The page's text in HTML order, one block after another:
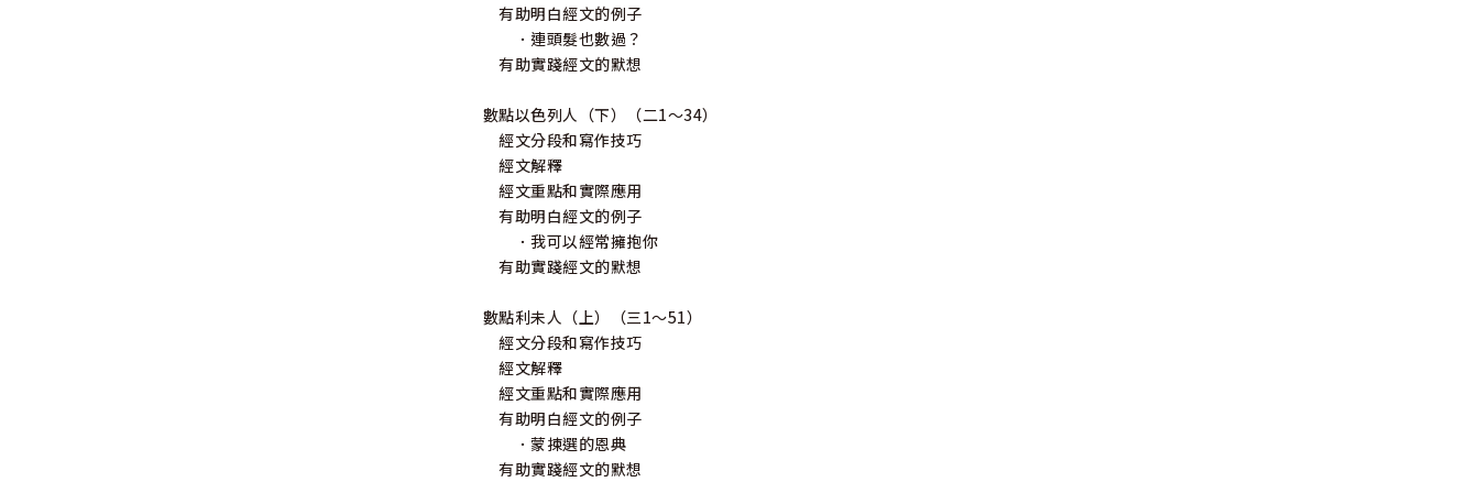
有助明白經文的例子
．連頭髮也數過？
有助實踐經文的默想
數點以色列人（下）（二1～34）
經文分段和寫作技巧
經文解釋
經文重點和實際應用
有助明白經文的例子
．我可以經常擁抱你
有助實踐經文的默想
數點利未人（上）（三1～51）
經文分段和寫作技巧
經文解釋
經文重點和實際應用
有助明白經文的例子
．蒙揀選的恩典
有助實踐經文的默想